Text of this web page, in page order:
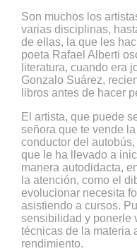
Son muchos los
varias disciplinas,
de ellas, la que les
poeta Rafael Alberti
literatura, cuando era
Gonzalo Suárez,
libros antes de hacer
El artista, que puede
señora que te vende
conductor del
que le ha llevado a
manera autodidacta,
la atención, como el
evolucionar necesita
asistiendo a cursos.
sensibilidad y ponerle
técnicas de la materia
rendimiento.